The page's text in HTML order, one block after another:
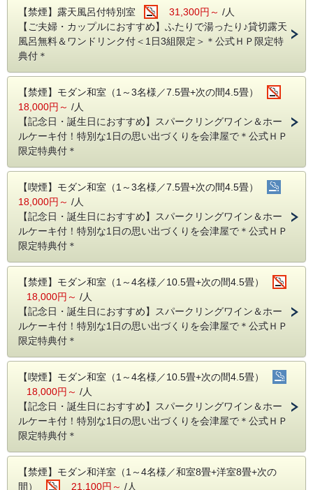
2．温泉の効能を体の中から直接ご堪能いただける「飲泉」
3．四季を感じられる開放的な空間「露天風呂」
※時間帯貸切利用可能
4．エステ効果が高いとされる美肌美人の湯「日替湯処」
【禁煙】露天風呂付特別室 31,300円～ /人
【ご夫婦・カップルにおすすめ】ふたりで湯ったり♪貸切露天
風呂無料＆ワンドリンク付＜1日3組限定＞＊公式ＨＰ限定特
典付＊
【禁煙】モダン和室（1～3名様／7.5畳+次の間4.5畳）
18,000円～ /人
【記念日・誕生日におすすめ】スパークリングワイン＆ホー
ルケーキ付！特別な1日の思い出づくりを会津屋で＊公式ＨＰ
限定特典付＊
【喫煙】モダン和室（1～3名様／7.5畳+次の間4.5畳）
18,000円～ /人
【記念日・誕生日におすすめ】スパークリングワイン＆ホー
ルケーキ付！特別な1日の思い出づくりを会津屋で＊公式ＨＰ
限定特典付＊
【禁煙】モダン和室（1～4名様／10.5畳+次の間4.5畳）
18,000円～ /人
【記念日・誕生日におすすめ】スパークリングワイン＆ホー
ルケーキ付！特別な1日の思い出づくりを会津屋で＊公式ＨＰ
限定特典付＊
【喫煙】モダン和室（1～4名様／10.5畳+次の間4.5畳）
18,000円～ /人
【記念日・誕生日におすすめ】スパークリングワイン＆ホー
ルケーキ付！特別な1日の思い出づくりを会津屋で＊公式ＨＰ
限定特典付＊
【禁煙】モダン和洋室（1～4名様／和室8畳+洋室8畳+次の
間）
21,100円～ /人